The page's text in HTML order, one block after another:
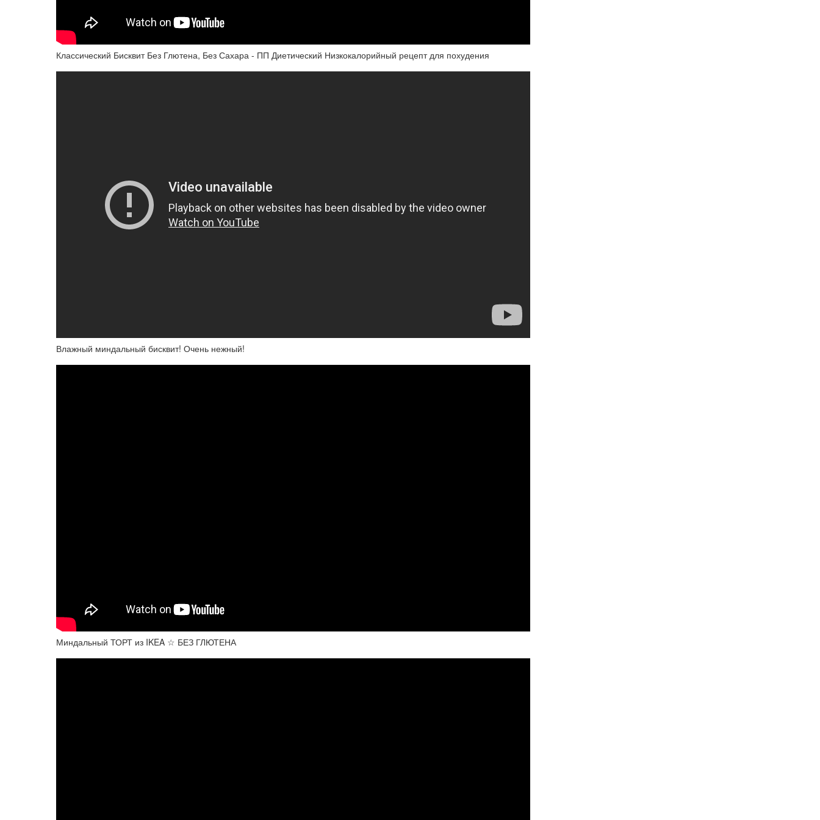
Классический Бисквит Без Глютена, Без Сахара - ПП Диетический Низкокалорийный рецепт для похудения
Влажный миндальный бисквит! Очень нежный!
Миндальный ТОРТ из IKEA ☆ БЕЗ ГЛЮТЕНА